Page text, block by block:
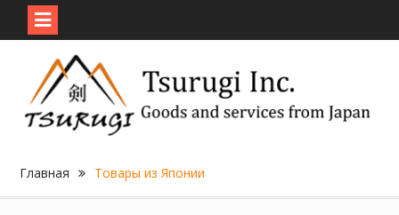
content
Главная Товары из Японии